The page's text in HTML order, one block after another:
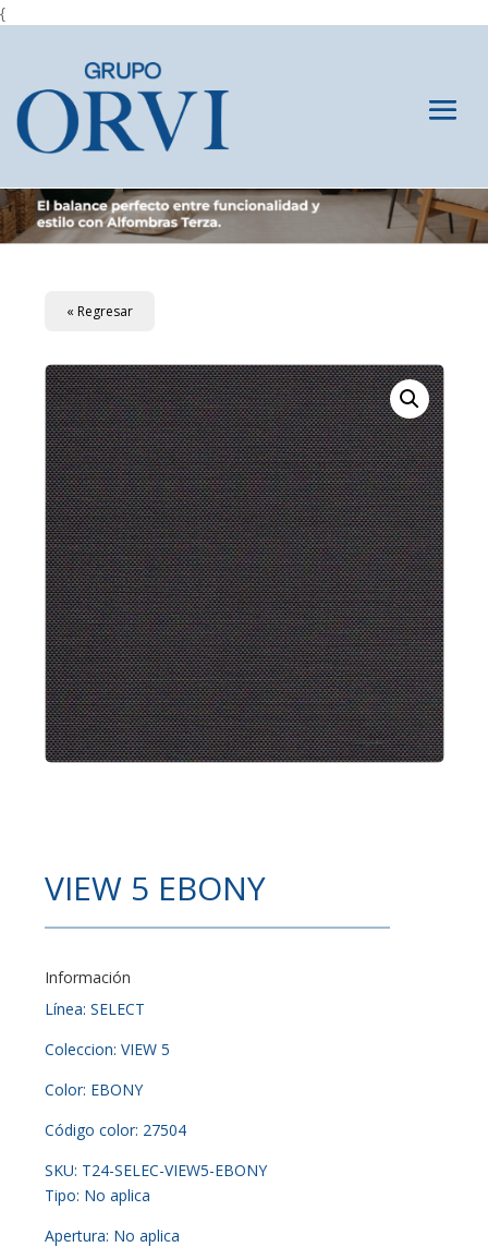
{
« Regresar
VIEW 5 EBONY
Información
Línea: SELECT
Coleccion: VIEW 5
Color: EBONY
Código color: 27504
SKU: T24-SELEC-VIEW5-EBONY
Tipo: No aplica
Apertura: No aplica